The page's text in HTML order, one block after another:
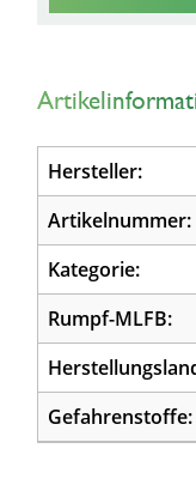
Hersteller:
Artikelnummer:
Kategorie:
Rumpf-MLFB:
Gefahrenstoffe: